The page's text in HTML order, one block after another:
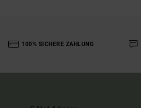
100% SICHERE ZAHLUNG